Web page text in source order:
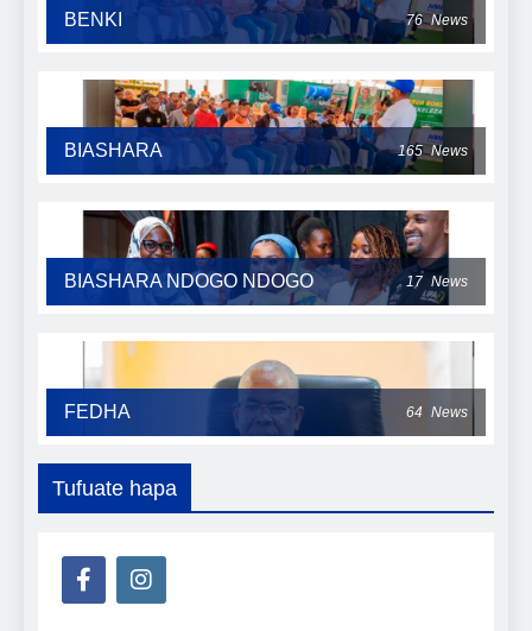
BENKI 76 News
BIASHARA 165 News
BIASHARA NDOGO NDOGO 17 News
FEDHA 64 News
Tufuate hapa